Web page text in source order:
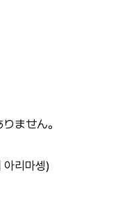
ません。
아리마셍)